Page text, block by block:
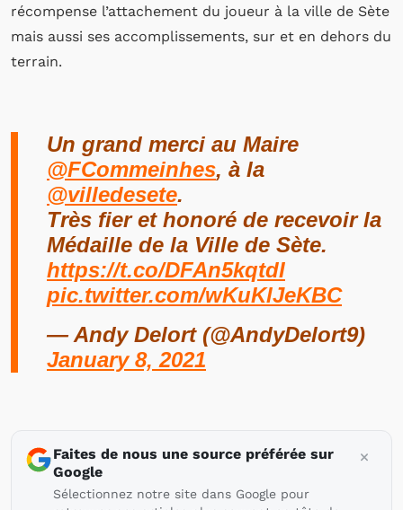
récompense l’attachement du joueur à la ville de Sète
mais aussi ses accomplissements, sur et en dehors du
terrain.
Un grand merci au Maire
@FCommeinhes, à la
@villedesete.
Très fier et honoré de recevoir la
Médaille de la Ville de Sète.
https://t.co/DFAn5kqtdI
pic.twitter.com/wKuKlJeKBC
— Andy Delort (@AndyDelort9)
January 8, 2021
Faites de nous une source préférée sur
Google
Sélectionnez notre site dans Google pour